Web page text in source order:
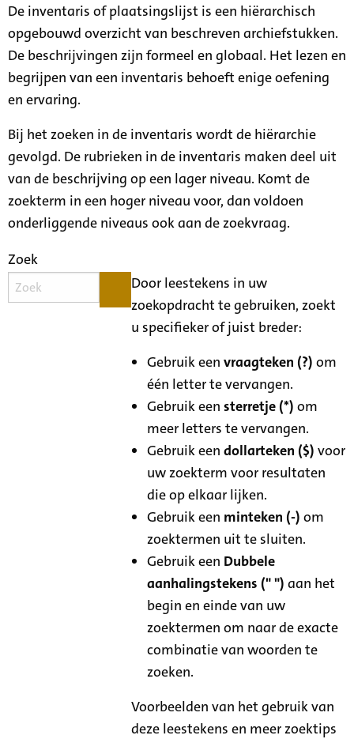
De inventaris of plaatsingslijst is een hiërarchisch
opgebouwd overzicht van beschreven archiefstukken.
De beschrijvingen zijn formeel en globaal. Het lezen en
begrijpen van een inventaris behoeft enige oefening
en ervaring.
Bij het zoeken in de inventaris wordt de hiërarchie
gevolgd. De rubrieken in de inventaris maken deel uit
van de beschrijving op een lager niveau. Komt de
zoekterm in een hoger niveau voor, dan voldoen
onderliggende niveaus ook aan de zoekvraag.
Zoek
Door leestekens in uw
zoekopdracht te gebruiken, zoekt
u specifieker of juist breder:
Gebruik eenvraagteken (?) om
één letter te vervangen.
Gebruik eensterretje (*) om
meer letters te vervangen.
Gebruik eendollarteken ($) voor
uw zoekterm voor resultaten
die op elkaar lijken.
Gebruik een minteken (-) om
zoektermen uit te sluiten.
Gebruik een Dubbele
aanhalingstekens (" ") aan het
begin en einde van uw
zoektermen om naar de exacte
combinatie van woorden te
zoeken.
Voorbeelden van het gebruik van
deze leestekens en meer zoektips